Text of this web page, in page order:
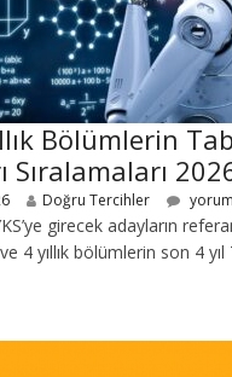
Bölümlerin
Sıralamaları
Doğru Tercihler
girecek adayların
4 yıllık bölümlerin son 4